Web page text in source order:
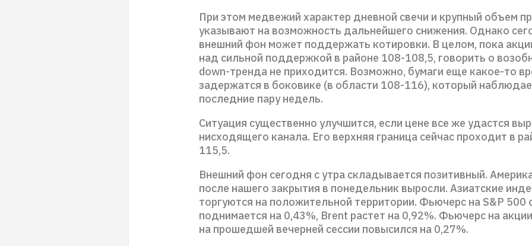
При этом медвежий характер дневной свечи и крупный объем
указывают на возможность дальнейшего снижения. Однако
внешний фон может поддержать котировки. В целом, пока
над сильной поддержкой в районе 108-108,5, говорить о
down-тренда не приходится. Возможно, бумаги еще какое-то
задержатся в боковике (в области 108-116), который
последние пару недель.
Ситуация существенно улучшится, если цене все же удастся
нисходящего канала. Его верхняя граница сейчас проходит в
115,5.
Внешний фон сегодня с утра складывается позитивный.
после нашего закрытия в понедельник выросли. Азиатские
торгуются на положительной территории. Фьючерс на S&P 500
поднимается на 0,43%, Brent растет на 0,92%. Фьючерс на
на прошедшей вечерней сессии повысился на 0,27%.